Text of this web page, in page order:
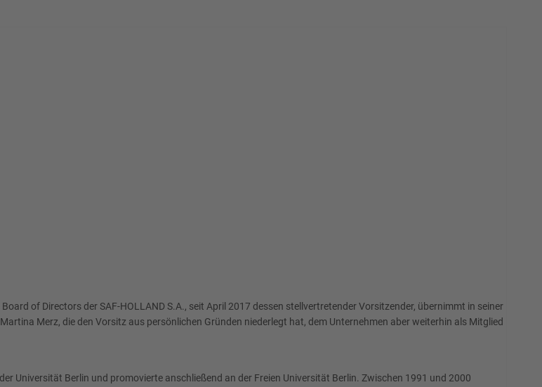
of Directors der SAF-HOLLAND S.A., seit April 2017 dessen stellvertretender Vorsitzender, übernimmt in seiner
Merz, die den Vorsitz aus persönlichen Gründen niederlegt hat, dem Unternehmen aber weiterhin als Mitglied
Universität Berlin und promovierte anschließend an der Freien Universität Berlin. Zwischen 1991 und 2000